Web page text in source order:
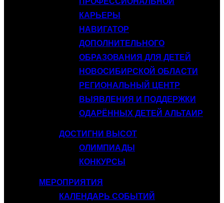
КАРЬЕРЫ
НАВИГАТОР
ДОПОЛНИТЕЛЬНОГО
ОБРАЗОВАНИЯ ДЛЯ ДЕТЕЙ
НОВОСИБИРСКОЙ ОБЛАСТИ
РЕГИОНАЛЬНЫЙ ЦЕНТР
ВЫЯВЛЕНИЯ И ПОДДЕРЖКИ
ОДАРЁННЫХ ДЕТЕЙ АЛЬТАИР
ДОСТИГНИ ВЫСОТ
ОЛИМПИАДЫ
КОНКУРСЫ
МЕРОПРИЯТИЯ
КАЛЕНДАРЬ СОБЫТИЙ